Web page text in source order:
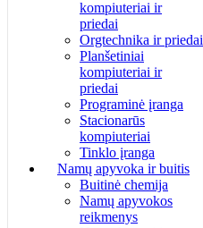
kompiuteriai ir
priedai
Orgtechnika ir priedai
Planšetiniai
kompiuteriai ir
priedai
Programinė įranga
Stacionarūs
kompiuteriai
Tinklo įranga
Namų apyvoka ir buitis
Buitinė chemija
Namų apyvokos
reikmenys